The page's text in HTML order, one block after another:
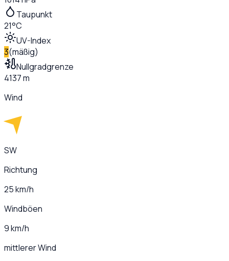
Taupunkt
21°C
UV-Index
3(mäßig)
Nullgradgrenze
4137 m
Wind
SW
Richtung
25 km/h
Windböen
9 km/h
mittlerer Wind